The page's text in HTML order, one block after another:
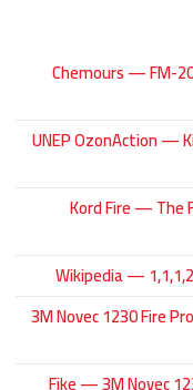
Chemours — FM-
UNEP OzonAction —
Kord Fire — The
Wikipedia —
3M Novec 1230 Fire
Fike — 3M Novec